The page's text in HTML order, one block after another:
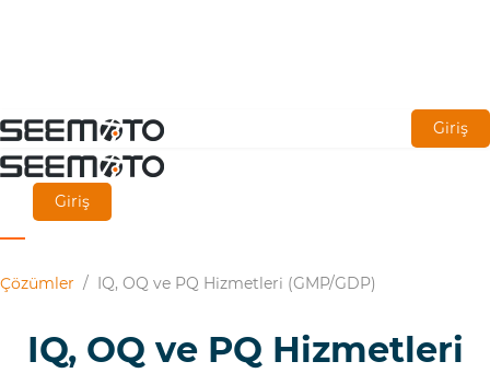
Ana
içeriğe
Giriş
Giriş
Çözümler / IQ, OQ ve PQ Hizmetleri (GMP/GDP)
IQ, OQ ve PQ Hizmetleri